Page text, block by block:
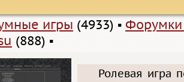
игры (4933) ▪
(888) ▪
Ролевая игра